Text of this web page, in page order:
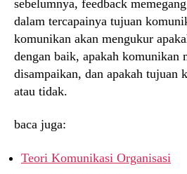
sebelumnya, feedback
dalam tercapainya tujuan
komunikan akan mengukur
dengan baik, apakah komunikan
disampaikan, dan apakah tujuan
atau tidak.
baca juga:
Teori Komunikasi Organisasi